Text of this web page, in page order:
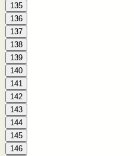
135
136
137
138
139
140
141
142
143
144
145
146